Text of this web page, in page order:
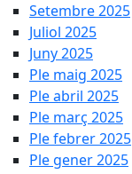
Setembre 2025
Juliol 2025
Juny 2025
Ple maig 2025
Ple abril 2025
Ple març 2025
Ple febrer 2025
Ple gener 2025